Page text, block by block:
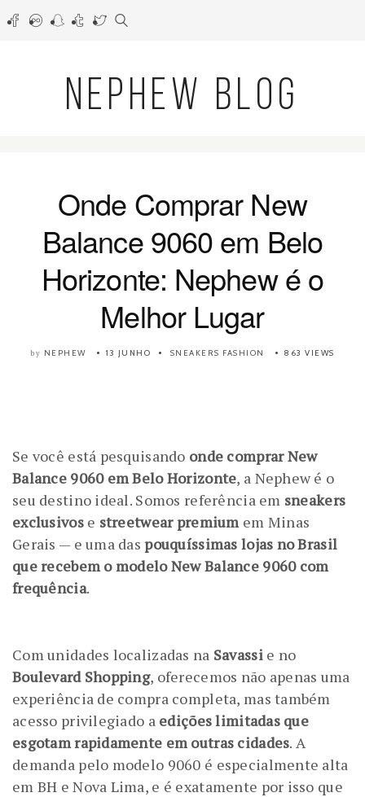
NEPHEW BLOG
Onde Comprar New
Balance 9060 em Belo
Horizonte: Nephew é o
Melhor Lugar
by NEPHEW 13 JUNHO SNEAKERS FASHION 863 VIEWS
Se você está pesquisando onde comprar New
Balance 9060 em Belo Horizonte, a Nephew é o
seu destino ideal. Somos referência em sneakers
exclusivose streetwear premiumem Minas
Gerais — e uma daspouquíssimas lojas no Brasil
que recebem o modelo New Balance 9060 com
frequência.
Com unidades localizadas na Savassie no
Boulevard Shopping, oferecemos não apenas uma
experiência de compra completa, mas também
acesso privilegiado a edições limitadas que
esgotam rapidamente em outras cidades. A
demanda pelo modelo 9060 é especialmente alta
em BH e Nova Lima, e é exatamente por isso que